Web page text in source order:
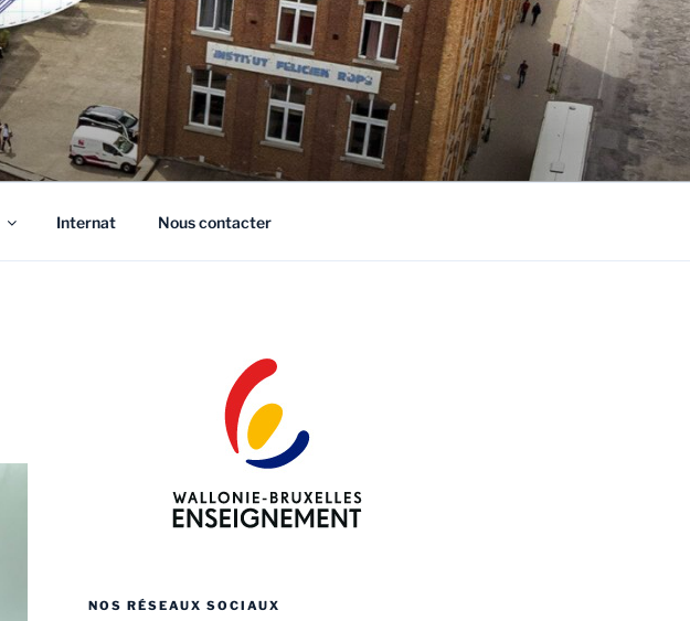
Internat Nous contacter
NOS RÉSEAUX SOCIAUX